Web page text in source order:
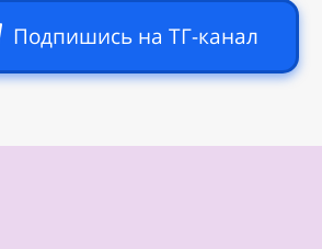
Подпишись на ТГ-канал